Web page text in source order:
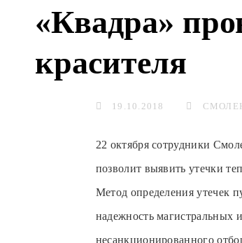
«Квадра»
красителя
19.10.2018
22 октября сотрудники
позволит выявить утечки
Метод определения утечек
надежность магистральных
несанкционированного